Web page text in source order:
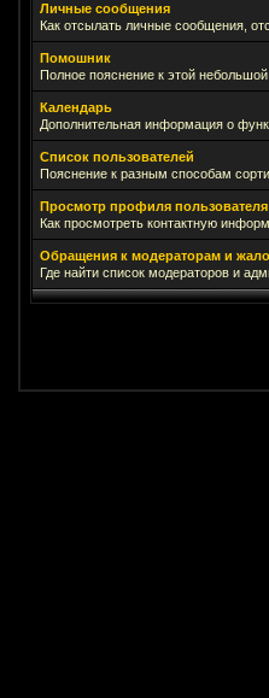
Личные сообщения
Как отсылать личные сообщения,
Помошник
Полное пояснение к этой
Календарь
Дополнительная информация о
Список пользователей
Пояснение к разным способам
Просмотр профиля пользователя
Как просмотреть контактную
Обращения к модераторам и
Где найти список модераторов и